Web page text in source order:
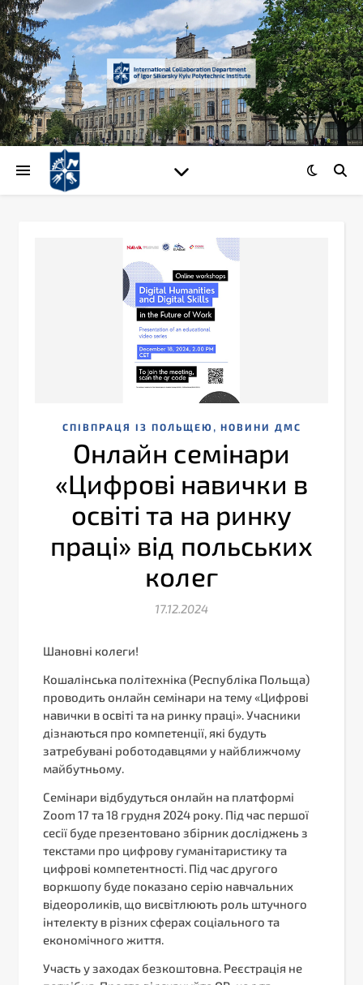
CПІВПРАЦЯ ІЗ ПОЛЬЩЕЮ , НОВИНИ ДМС
Онлайн семінари
«Цифрові навички в
освіті та на ринку
праці» від польських
колег
17.12.2024
Шановні колеги!
Кошалінська політехніка (Республіка Польща)
проводить онлайн семінари на тему «Цифрові
навички в освіті та на ринку праці». Учасники
дізнаються про компетенції, які будуть
затребувані роботодавцями у найближчому
майбутньому.
Семінари відбудуться онлайн на платформі
Zoom 17 та 18 грудня 2024 року. Під час першої
сесії буде презентовано збірник досліджень з
текстами про цифрову гуманітаристику та
цифрові компетентності. Під час другого
воркшопу буде показано серію навчальних
відеороликів, що висвітлюють роль штучного
інтелекту в різних сферах соціального та
економічного життя.
Участь у заходах безкоштовна. Реєстрація не